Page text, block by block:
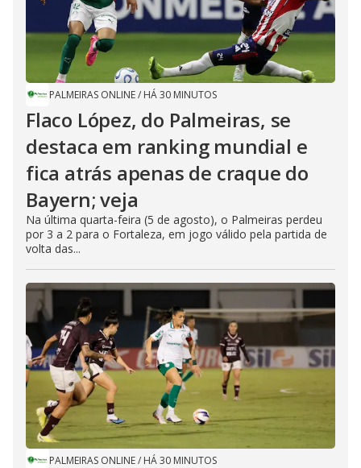
PALMEIRAS ONLINE/ HÁ 30 MINUTOS
Flaco López, do Palmeiras, se
destaca em ranking mundial e
fica atrás apenas de craque do
Bayern; veja
Na última quarta-feira (5 de agosto), o Palmeiras perdeu
por 3 a 2 para o Fortaleza, em jogo válido pela partida de
volta das...
PALMEIRAS ONLINE/ HÁ 30 MINUTOS